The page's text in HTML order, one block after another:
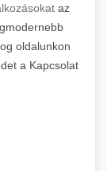
az
oldalunkon
a Kapcsolat